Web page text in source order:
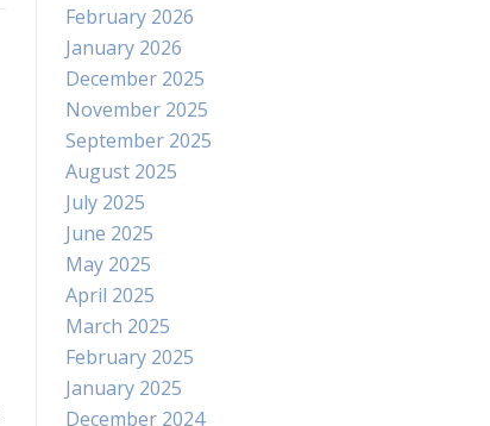
February 2026
January 2026
December 2025
November 2025
September 2025
August 2025
July 2025
June 2025
May 2025
April 2025
March 2025
February 2025
January 2025
December 2024